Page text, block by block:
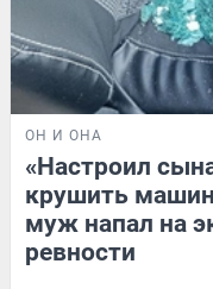
ОН И ОНА
«Настроил
крушить
муж напал на
ревности